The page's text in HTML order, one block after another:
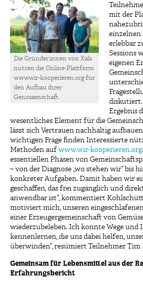
Die Gründer:innen von Xäls
nutzen die Online-Plattform
www.wir-kooperieren.org für
den Aufbau ihrer
Genossenschaft.
mit der
erlebbar
Sessions
eigenen
Ergebnis
wesentliches Element für die
lässt sich Vertrauen nachhaltig
wichtigen Frage finden Interessierte
Methoden auf www.wir-kooperieren.org
essentiellen Phasen von
– von der Diagnose „wo stehen wir“ bis
konkreter Aufgaben. Damit haben wir
geschaffen, das frei zugänglich und
anwendbar ist“, kommentiert
motiviert mich, unseren
einer Erzeugergemeinschaft von
wiederzubeleben. Ich konnte Wege und
kennenlernen, die uns dabei helfen,
überwinden“, resümiert Teilnehmer Tim
Gemeinsam für Lebensmittel aus der
Erfahrungsbericht